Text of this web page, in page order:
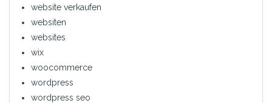
website verkaufen
websiten
websites
wix
woocommerce
wordpress
wordpress seo